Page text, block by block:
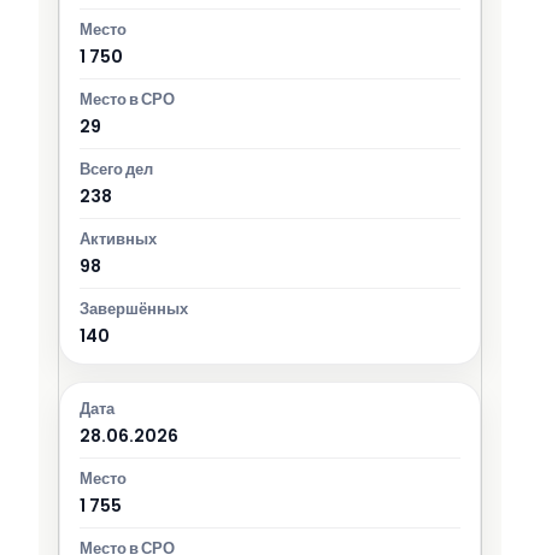
1 750
29
238
98
140
28.06.2026
1 755